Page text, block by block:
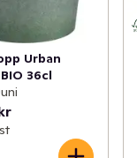
Urban
36cl